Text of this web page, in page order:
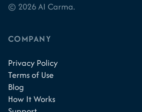
© 2026 AI Carma.
COMPANY
Privacy Policy
Terms of Use
Blog
How It Works